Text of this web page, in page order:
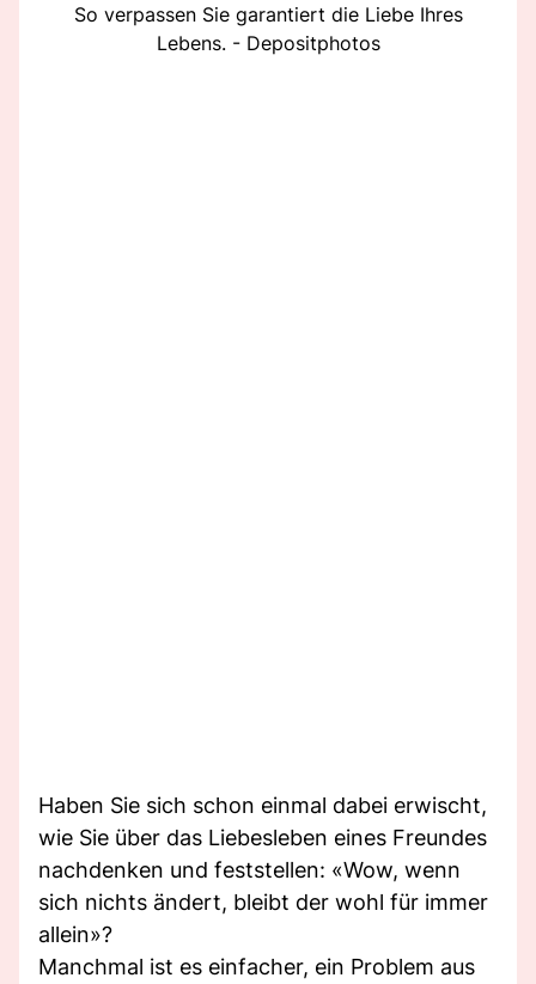
So verpassen Sie garantiert die Liebe Ihres
Lebens. - Depositphotos
Haben Sie sich schon einmal dabei erwischt,
wie Sie über das Liebesleben eines Freundes
nachdenken und feststellen: «Wow, wenn
sich nichts ändert, bleibt der wohl für immer
allein»?
Manchmal ist es einfacher, ein Problem aus